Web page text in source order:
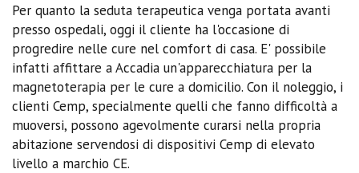
Per quanto la seduta terapeutica venga portata avanti
presso ospedali, oggi il cliente ha l'occasione di
progredire nelle cure nel comfort di casa. E' possibile
infatti affittare a Accadia un'apparecchiatura per la
magnetoterapia per le cure a domicilio. Con il noleggio, i
clienti Cemp, specialmente quelli che fanno difficoltà a
muoversi, possono agevolmente curarsi nella propria
abitazione servendosi di dispositivi Cemp di elevato
livello a marchio CE.